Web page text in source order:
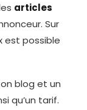
articles
Sur
est possible
blog et un
qu’un tarif.